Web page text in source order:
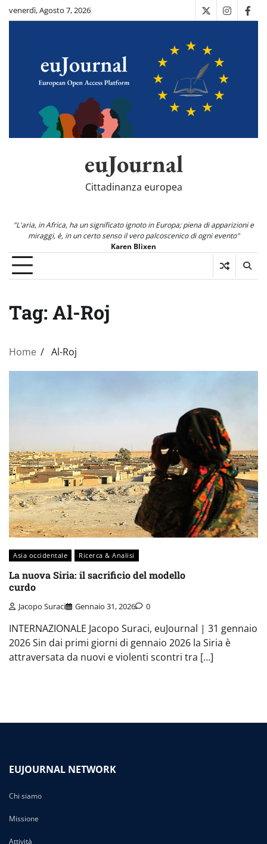
Skipvenerdì, Agosto 7, 2026 X
euJournal
Cittadinanza europea
"L'aria, in Africa, ha un significato ignoto in Europa; piena di apparizioni e
miraggi, è, in un certo senso il vero palcoscenico di ogni evento"
Karen Blixen
Tag: Al-Roj
Home Al-Roj
Asia occidentale Ricerca & Analisi
La nuova Siria: il sacrificio del modello
curdo
Jacopo Suraci Gennaio 31, 2026 0
INTERNAZIONALE Jacopo Suraci, euJournal | 31 gennaio
2026 Sin dai primi giorni di gennaio 2026 la Siria è
attraversata da nuovi e violenti scontri tra […]
EUJOURNAL NETWORK
Chi siamo
Missione
Attività